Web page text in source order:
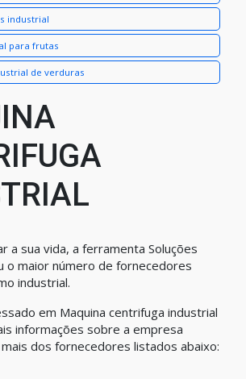
industrial
para frutas
de verduras
a sua vida, a ferramenta Soluções
o maior número de fornecedores
industrial.
em Maquina centrifuga industrial
informações sobre a empresa
dos fornecedores listados abaixo: